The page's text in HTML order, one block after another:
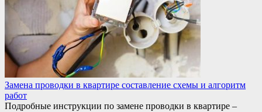
Замена проводки в квартире составление схемы и алгоритм
работ
Подробные инструкции по замене проводки в квартире –